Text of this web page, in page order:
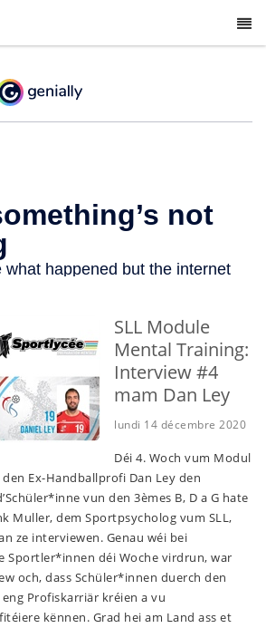
SLL Module
Mental Training:
Interview #4
mam Dan Ley
lundi 14 décembre 2020
Déi 4. Woch vum Modul
Ex-Handballprofi Dan Ley den
vun den 3èmes B, D a G hate
Muller, dem Sportpsycholog vum SLL,
ze interviewen. Genau wéi bei
Sportler*innen déi Woche virdrun, war
och, dass Schüler*innen duerch den
Profiskarriär kréien a vu
kënnen. Grad hei am Land ass et